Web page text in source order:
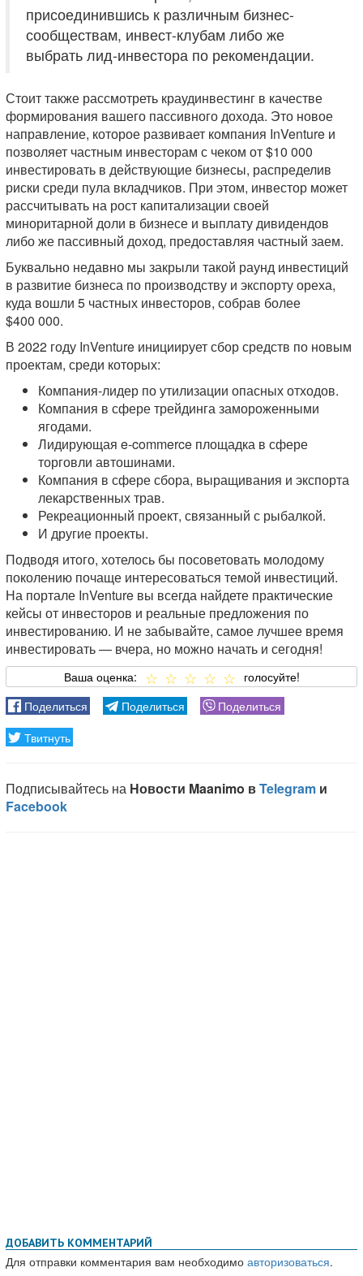
присоединившись к различным бизнес-
сообществам, инвест-клубам либо же
выбрать лид-инвестора по рекомендации.
Стоит также рассмотреть краудинвестинг в качестве
формирования вашего пассивного дохода. Это новое
направление, которое развивает компания InVenture и
позволяет частным инвесторам с чеком от $10 000
инвестировать в действующие бизнесы, распределив
риски среди пула вкладчиков. При этом, инвестор может
рассчитывать на рост капитализации своей
миноритарной доли в бизнесе и выплату дивидендов
либо же пассивный доход, предоставляя частный заем.
Буквально недавно мы закрыли такой раунд инвестиций
в развитие бизнеса по производству и экспорту ореха,
куда вошли 5 частных инвесторов, собрав более
$400 000.
В 2022 году InVenture инициирует сбор средств по новым
проектам, среди которых:
Компания-лидер по утилизации опасных отходов.
Компания в сфере трейдинга замороженными
ягодами.
Лидирующая e-commerce площадка в сфере
торговли автошинами.
Компания в сфере сбора, выращивания и экспорта
лекарственных трав.
Рекреационный проект, связанный с рыбалкой.
И другие проекты.
Подводя итого, хотелось бы посоветовать молодому
поколению почаще интересоваться темой инвестиций.
На портале InVenture вы всегда найдете практические
кейсы от инвесторов и реальные предложения по
инвестированию. И не забывайте, самое лучшее время
инвестировать — вчера, но можно начать и сегодня!
ДОБАВИТЬ КОММЕНТАРИЙ
Для отправки комментария вам необходимо авторизоваться.